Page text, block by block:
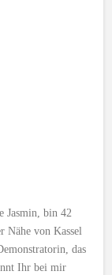
Jasmin, bin 42
Nähe von Kassel
das
Ihr bei mir